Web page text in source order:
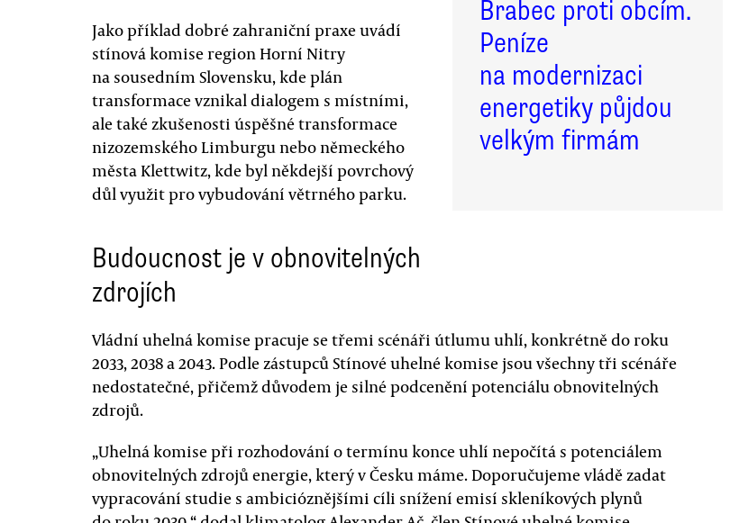
Brabec proti obcím.
Peníze
na modernizaci
energetiky půjdou
velkým firmám
Jako příklad dobré zahraniční praxe uvádí
stínová komise region Horní Nitry
na sousedním Slovensku, kde plán
transformace vznikal dialogem s místními,
ale také zkušenosti úspěšné transformace
nizozemského Limburgu nebo německého
města Klettwitz, kde byl někdejší povrchový
důl využit pro vybudování větrného parku.
Budoucnost je v obnovitelných
zdrojích
Vládní uhelná komise pracuje se třemi scénáři útlumu uhlí, konkrétně do roku
2033, 2038 a 2043. Podle zástupců Stínové uhelné komise jsou všechny tři scénáře
nedostatečné, přičemž důvodem je silné podcenění potenciálu obnovitelných
zdrojů.
„Uhelná komise při rozhodování o termínu konce uhlí nepočítá s potenciálem
obnovitelných zdrojů energie, který v Česku máme. Doporučujeme vládě zadat
vypracování studie s ambicióznějšími cíli snížení emisí skleníkových plynů